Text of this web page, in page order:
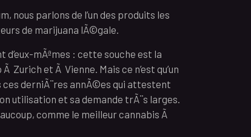
nous parlons de l’un des produits les
de marijuana lÃ©gale.
mÃªmes : cette souche est la
Zurich et Ã Vienne. Mais ce n’est qu’un
derniÃ¨res annÃ©es qui attestent
utilisation et sa demande trÃ¨s larges.
comme le meilleur cannabis Ã